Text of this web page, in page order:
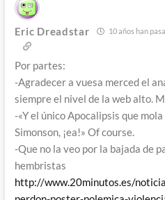
Eric Dreadstar 10 años han
Por partes:
-Agradecer a vuesa merced el
siempre el nivel de la web alto.
-«Y el único Apocalipsis que
Simonson, ¡ea!» Of course.
-Que no la veo por la bajada de
hembristas
http://www.20minutos.es/